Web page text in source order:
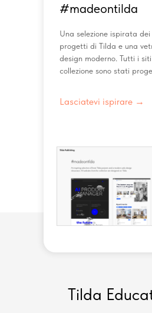
#madeontilda
Una selezione ispirata
progetti di Tilda e una
design moderno. Tutti i
collezione sono stati
Lasciatevi ispirare →
Tilda